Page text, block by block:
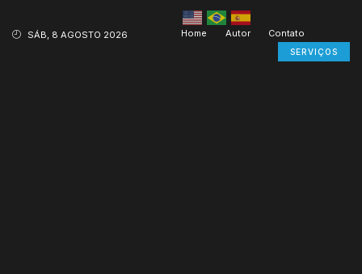
SÁB, 8 AGOSTO 2026 Home Autor Contato
SERVIÇOS